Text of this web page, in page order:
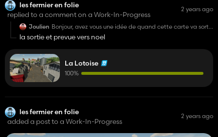
les fermier en folie
replied to a comment on a Work-In-Progress
2 years ago
Joulien Bonjour, avez vous une idée de quand cette carte va sortir
la sortie et prevue vers noel
La Lotoise
100%
les fermier en folie
added a post to a Work-In-Progress
2 years ago